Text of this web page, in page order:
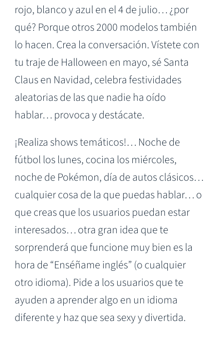
rojo, blanco y azul en el 4 de julio… ¿por
qué? Porque otros 2000 modelos también
lo hacen. Crea la conversación. Vístete con
tu traje de Halloween en mayo, sé Santa
Claus en Navidad, celebra festividades
aleatorias de las que nadie ha oído
hablar… provoca y destácate.
¡Realiza shows temáticos!… Noche de
fútbol los lunes, cocina los miércoles,
noche de Pokémon, día de autos clásicos…
cualquier cosa de la que puedas hablar… o
que creas que los usuarios puedan estar
interesados… otra gran idea que te
sorprenderá que funcione muy bien es la
hora de “Enséñame inglés” (o cualquier
otro idioma). Pide a los usuarios que te
ayuden a aprender algo en un idioma
diferente y haz que sea sexy y divertida.